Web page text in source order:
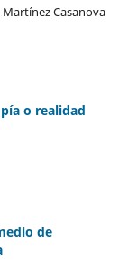
Casanova
o realidad
de